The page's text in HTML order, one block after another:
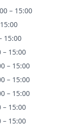
– 15:00
15:00
15:00
– 15:00
– 15:00
– 15:00
15:00
15:00